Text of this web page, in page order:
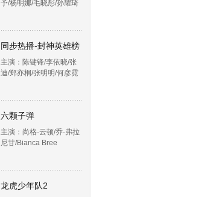
予/杨明娜/毛晓彤/孙耀琦
同步热播-封神英雄榜
主演：陈键锋/李依晓/张
迪/郑亦桐/张明明/何彦霓
六颗子弹
主演：尚格·云顿/乔·弗拉
尼甘/Bianca Bree
龙虎少年队2